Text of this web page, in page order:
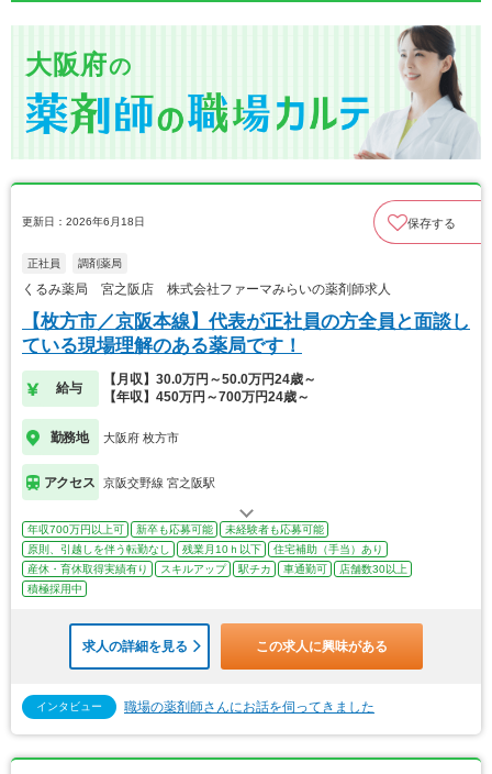
大阪府の
更新日：2026年6月18日 保存する
正社員 調剤薬局
くるみ薬局 宮之阪店 株式会社ファーマみらいの薬剤師求人
【枚方市／京阪本線】代表が正社員の方全員と面談し
ている現場理解のある薬局です！
給与
【月収】30.0万円～50.0万円24歳～
【年収】450万円～700万円24歳～
勤務地 大阪府 枚方市
アクセス 京阪交野線 宮之阪駅
年収700万円以上可 新卒も応募可能
未経験者も応募可能
原則、引越しを伴う転勤なし
残業月10ｈ以下
住宅補助（手当）あり
産休・育休取得実績有り
スキルアップ 駅チカ 車通勤可
店舗数30以上
積極採用中
求人の詳細を見る この求人に興味がある
インタビュー 職場の薬剤師さんにお話を伺ってきました